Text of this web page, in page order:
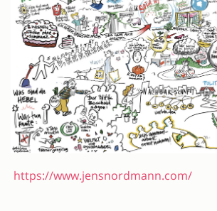
https://www.jensnordmann.com/